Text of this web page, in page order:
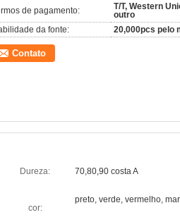
de pagamento:
T/T, Western
outro
da fonte:
20,000pcs pelo
Contato
Dureza: 70,80,90 costa A
cor:
preto, verde, vermelho,